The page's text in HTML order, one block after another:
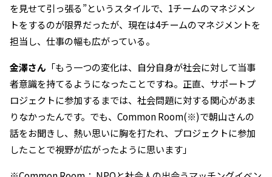
を見せて引っ張る”というスタイルで、1チームのマネジメン
トをするのが限界だったが、現在は4チームのマネジメントを
担当し、仕事の幅も広がっている。
金澤さん 「もう一つの変化は、自分自身が社会に対して当事
者意識を持てるようになったことですね。正直、サポートプ
ロジェクトに参加するまでは、社会問題に対する関心があま
りなかったんです。でも、Common Room(※)で朝山さんの
話をお聞きし、熱い思いに胸を打たれ、プロジェクトに参加
したことで視野が広がったように思います」